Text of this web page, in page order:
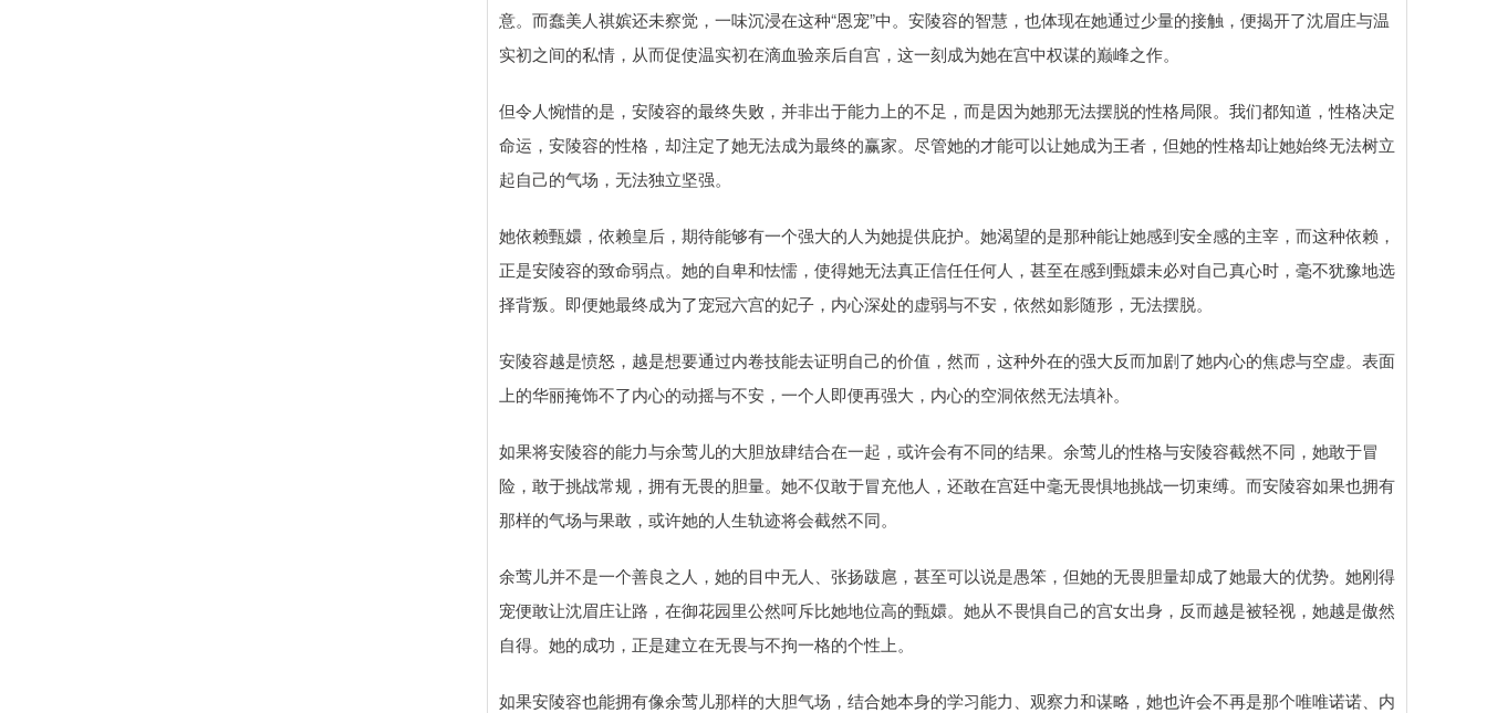
意。而蠢美人祺嫔还未察觉，一味沉浸在这种“恩宠”中。安陵容的智慧，也体现在她通过少量的接触，便揭开了沈眉庄与温
实初之间的私情，从而促使温实初在滴血验亲后自宫，这一刻成为她在宫中权谋的巅峰之作。
但令人惋惜的是，安陵容的最终失败，并非出于能力上的不足，而是因为她那无法摆脱的性格局限。我们都知道，性格决定
命运，安陵容的性格，却注定了她无法成为最终的赢家。尽管她的才能可以让她成为王者，但她的性格却让她始终无法树立
起自己的气场，无法独立坚强。
她依赖甄嬛，依赖皇后，期待能够有一个强大的人为她提供庇护。她渴望的是那种能让她感到安全感的主宰，而这种依赖，
正是安陵容的致命弱点。她的自卑和怯懦，使得她无法真正信任任何人，甚至在感到甄嬛未必对自己真心时，毫不犹豫地选
择背叛。即便她最终成为了宠冠六宫的妃子，内心深处的虚弱与不安，依然如影随形，无法摆脱。
安陵容越是愤怒，越是想要通过内卷技能去证明自己的价值，然而，这种外在的强大反而加剧了她内心的焦虑与空虚。表面
上的华丽掩饰不了内心的动摇与不安，一个人即便再强大，内心的空洞依然无法填补。
如果将安陵容的能力与余莺儿的大胆放肆结合在一起，或许会有不同的结果。余莺儿的性格与安陵容截然不同，她敢于冒
险，敢于挑战常规，拥有无畏的胆量。她不仅敢于冒充他人，还敢在宫廷中毫无畏惧地挑战一切束缚。而安陵容如果也拥有
那样的气场与果敢，或许她的人生轨迹将会截然不同。
余莺儿并不是一个善良之人，她的目中无人、张扬跋扈，甚至可以说是愚笨，但她的无畏胆量却成了她最大的优势。她刚得
宠便敢让沈眉庄让路，在御花园里公然呵斥比她地位高的甄嬛。她从不畏惧自己的宫女出身，反而越是被轻视，她越是傲然
自得。她的成功，正是建立在无畏与不拘一格的个性上。
如果安陵容也能拥有像余莺儿那样的大胆气场，结合她本身的学习能力、观察力和谋略，她也许会不再是那个唯唯诺诺、内